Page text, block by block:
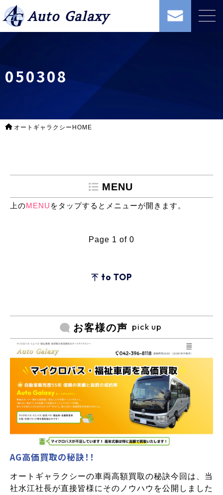
Auto Galaxy
050308
オートギャラクシーHOME
MENU
上のMENU をタップするとメニューが開きます。
Page 1 of 0
to TOP
お客様の声 pick up
AG高価買取の秘訣！！
オートギャラクシーの車両高額買取の秘訣今回は、当
社水江社長が直接皆様にそのノウハウを公開しました